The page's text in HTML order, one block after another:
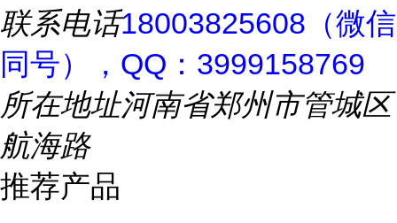
联系电话18003825608（微信
同号），QQ：3999158769
所在地址河南省郑州市管城区
航海路
推荐产品